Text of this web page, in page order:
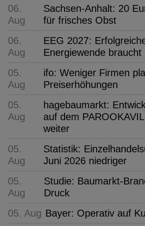
06.
Aug
Sachsen-Anhalt: 20
für frisches Obst
06.
Aug
EEG 2027:
Energiewende
05.
Aug
ifo: Weniger Firmen
Preiserhöhungen
05.
Aug
hagebaumarkt:
auf dem
weiter
05.
Aug
Statistik:
Juni 2026 niedriger
05.
Aug
Studie: Baumarkt-
Druck
05. Aug Bayer: Operativ auf